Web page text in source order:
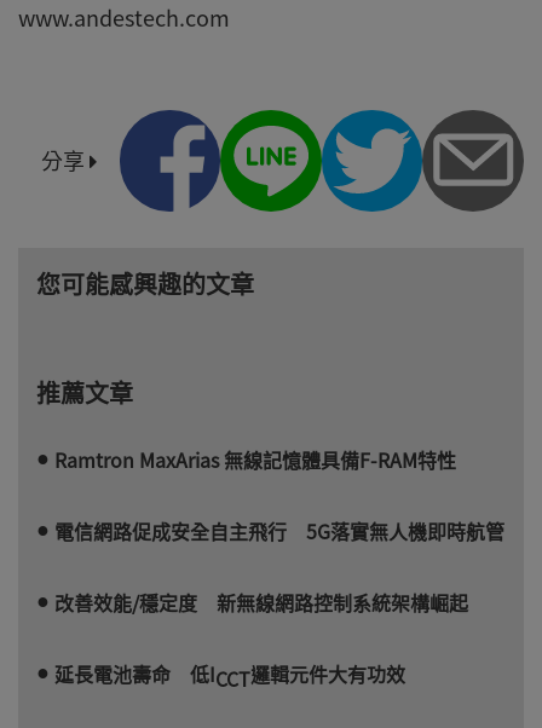
www.andestech.com
分享
您可能感興趣的文章
推薦文章
Ramtron MaxArias 無線記憶體具備F-RAM特性
電信網路促成安全自主飛行 5G落實無人機即時航管
改善效能/穩定度 新無線網路控制系統架構崛起
延長電池壽命 低ICCT邏輯元件大有功效